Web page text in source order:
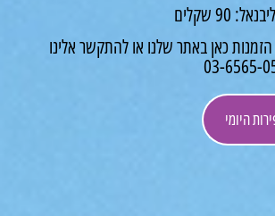
באתר שלנו או להתקשר אלינו